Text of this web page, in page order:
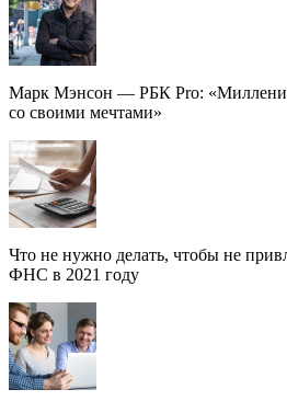
Марк Мэнсон — РБК Pro:
со своими мечтами»
Что не нужно делать, чтобы не
ФНС в 2021 году